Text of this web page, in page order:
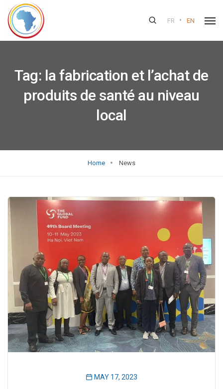
FR • EN
Tag: la fabrication et l’achat de
produits de santé au niveau
local
Home News
MAY 17, 2023